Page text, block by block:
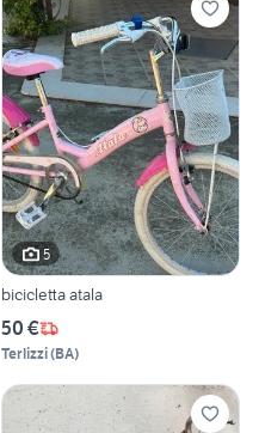
5
bicicletta atala
50 €
Terlizzi(BA)